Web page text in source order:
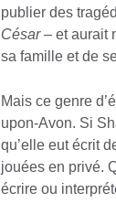
publier des
César– et aurait
sa famille et de
Mais ce genre
upon-Avon. Si
qu’elle eut écrit
jouées en privé.
écrire ou